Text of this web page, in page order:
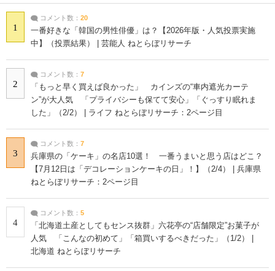
1
コメント数： 20
一番好きな「韓国の男性俳優」は？【2026年版・人気投票実施
中】（投票結果） | 芸能人 ねとらぼリサーチ
2
コメント数： 7
「もっと早く買えば良かった」 カインズの“車内遮光カーテ
ン”が大人気 「プライバシーも保てて安心」「ぐっすり眠れま
した」（2/2） | ライフ ねとらぼリサーチ：2ページ目
3
コメント数： 7
兵庫県の「ケーキ」の名店10選！ 一番うまいと思う店はどこ？
【7月12日は「デコレーションケーキの日」！】（2/4） | 兵庫県
ねとらぼリサーチ：2ページ目
4
コメント数： 5
「北海道土産としてもセンス抜群」六花亭の“店舗限定”お菓子が
人気 「こんなの初めて」「箱買いするべきだった」（1/2） |
北海道 ねとらぼリサーチ